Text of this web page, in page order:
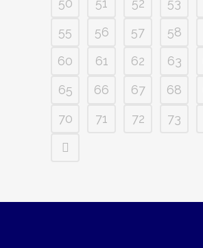
50
51 52 53
55
56 57 58
60
61 62 63
65
66 67 68
70
71 72 73